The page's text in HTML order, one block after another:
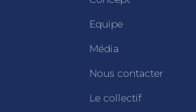
Equipe
Média
Nous contacter
Le collectif